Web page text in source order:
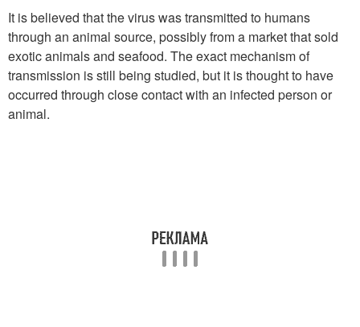
It is believed that the virus was transmitted to humans
through an animal source, possibly from a market that sold
exotic animals and seafood. The exact mechanism of
transmission is still being studied, but it is thought to have
occurred through close contact with an infected person or
animal.